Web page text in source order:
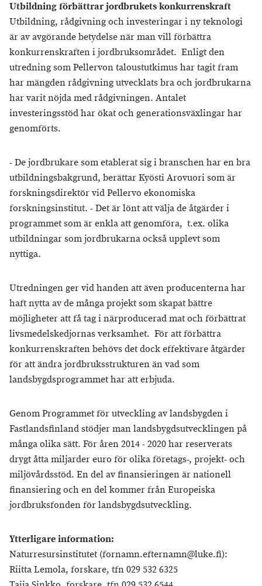
Utbildning förbättrar jordbrukets konkurrenskraft
Utbildning, rådgivning och investeringar i ny teknologi
är av avgörande betydelse när man vill förbättra
konkurrenskraften i jordbruksområdet. Enligt den
utredning som Pellervon taloustutkimus har tagit fram
har mängden rådgivning utvecklats bra och jordbrukarna
har varit nöjda med rådgivningen. Antalet
investeringsstöd har ökat och generationsväxlingar har
genomförts.
- De jordbrukare som etablerat sig i branschen har en bra
utbildningsbakgrund, berättar Kyösti Arovuori som är
forskningsdirektör vid Pellervo ekonomiska
forskningsinstitut. - Det är lönt att välja de åtgärder i
programmet som är enkla att genomföra, t.ex. olika
utbildningar som jordbrukarna också upplevt som
nyttiga.
Utredningen ger vid handen att även producenterna har
haft nytta av de många projekt som skapat bättre
möjligheter att få tag i närproducerad mat och förbättrat
livsmedelskedjornas verksamhet. För att förbättra
konkurrenskraften behövs det dock effektivare åtgärder
för att ändra jordbruksstrukturen än vad som
landsbygdsprogrammet har att erbjuda.
Genom Programmet för utveckling av landsbygden i
Fastlandsfinland stödjer man landsbygdsutvecklingen på
många olika sätt. För åren 2014 - 2020 har reserverats
drygt åtta miljarder euro för olika företags-, projekt- och
miljövårdsstöd. En del av finansieringen är nationell
finansiering och en del kommer från Europeiska
jordbruksfonden för landsbygdsutveckling.
Ytterligare information:
Naturresursinstitutet (fornamn.efternamn@luke.fi):
Riitta Lemola, forskare, tfn 029 532 6325